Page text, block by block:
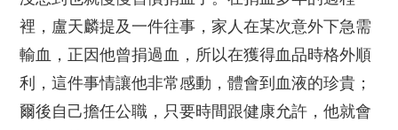
裡，盧天麟提及一件往事，家人在某次意外下急需
輸血，正因他曾捐過血，所以在獲得血品時格外順
利，這件事情讓他非常感動，體會到血液的珍貴；
爾後自己擔任公職，只要時間跟健康允許，他就會